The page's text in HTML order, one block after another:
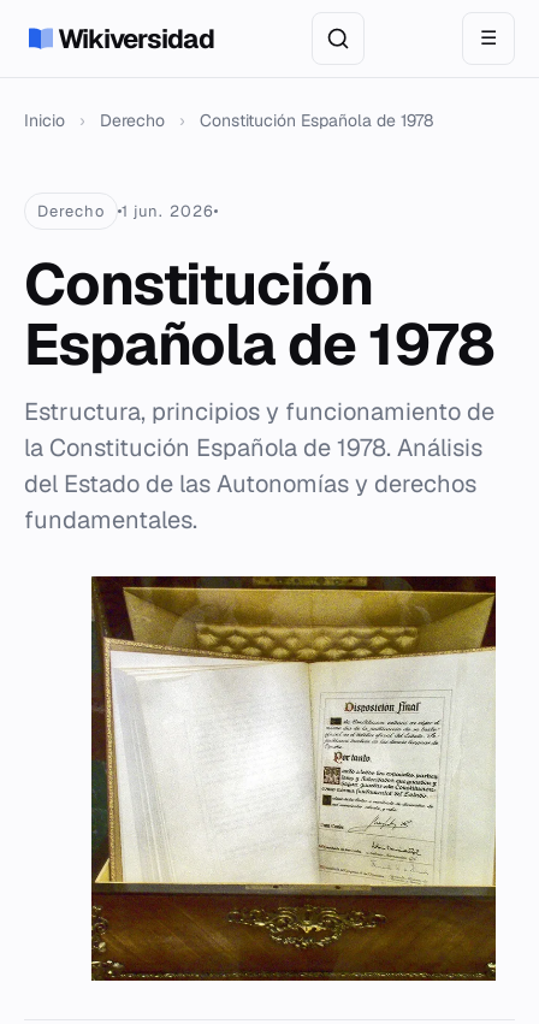
Wikiversidad ☰
Inicio › Derecho › Constitución Española de 1978
Derecho 1 jun. 2026
Constitución
Española de 1978
Estructura, principios y funcionamiento de
la Constitución Española de 1978. Análisis
del Estado de las Autonomías y derechos
fundamentales.